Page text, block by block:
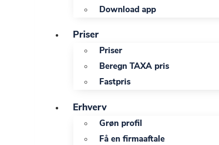
Download app
Priser
Priser
Beregn TAXA pris
Fastpris
Erhverv
Grøn profil
Få en firmaaftale